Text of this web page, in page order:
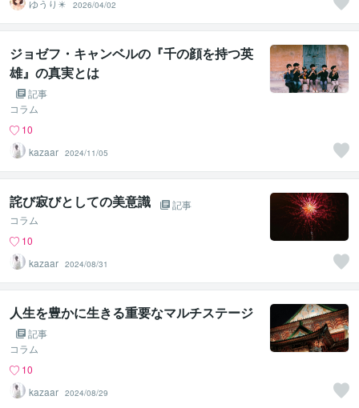
ゆうり✴️
2026/04/02
ジョゼフ・キャンベルの『千の顔を持つ英
雄』の真実とは
記事
コラム
10
kazaar 2024/11/05
詫び寂びとしての美意識
記事
コラム
10
kazaar 2024/08/31
人生を豊かに生きる重要なマルチステージ
記事
コラム
10
kazaar 2024/08/29